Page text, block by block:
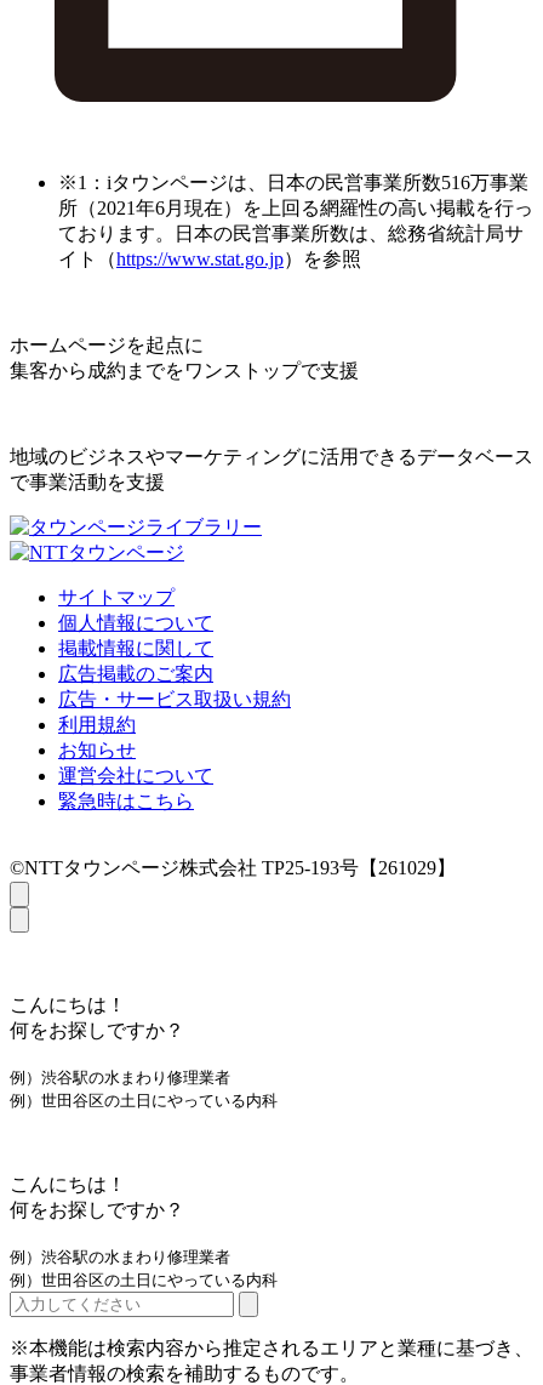
※1：iタウンページは、日本の民営事業所数516万事業
所（2021年6月現在）を上回る網羅性の高い掲載を行っ
ております。日本の民営事業所数は、総務省統計局サ
イト（https://www.stat.go.jp）を参照
ホームページを起点に
集客から成約までをワンストップで支援
地域のビジネスやマーケティングに活用できるデータベース
で事業活動を支援
サイトマップ
個人情報について
掲載情報に関して
広告掲載のご案内
広告・サービス取扱い規約
利用規約
お知らせ
運営会社について
緊急時はこちら
©NTTタウンページ株式会社 TP25-193号【261029】
こんにちは！
何をお探しですか？
例）渋谷駅の水まわり修理業者
例）世田谷区の土日にやっている内科
こんにちは！
何をお探しですか？
例）渋谷駅の水まわり修理業者
例）世田谷区の土日にやっている内科
※本機能は検索内容から推定されるエリアと業種に基づき、
事業者情報の検索を補助するものです。